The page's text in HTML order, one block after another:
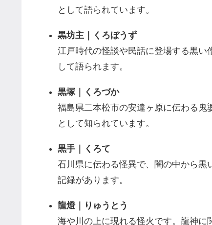
として語られています。
黒坊主｜くろぼうず
江戸時代の怪談や民話に登場する黒い
して語られます。
黒塚｜くろづか
福島県二本松市の安達ヶ原に伝わる鬼
として知られています。
黒手｜くろて
石川県に伝わる怪異で、闇の中から
記録があります。
龍燈｜りゅうとう
海や川の上に現れる怪火です。龍神